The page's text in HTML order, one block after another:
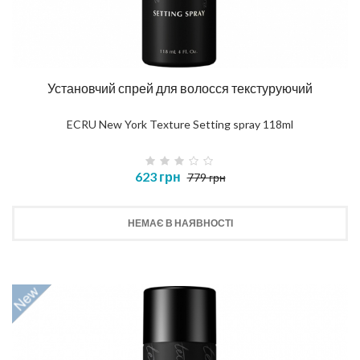
Установчий спрей для волосся текстуруючий
ECRU New York Texture Setting spray 118ml
623 грн 779 грн
НЕМАЄ В НАЯВНОСТІ